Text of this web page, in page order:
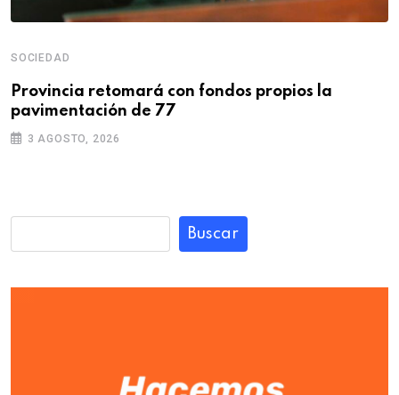
SOCIEDAD
Provincia retomará con fondos propios la
pavimentación de 77
3 AGOSTO, 2026
Buscar